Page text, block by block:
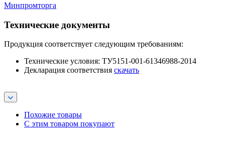
Минпромторга
Технические документы
Продукция соответствует следующим требованиям:
Технические условия: ТУ5151-001-61346988-2014
Декларация соответствия скачать
Похожие товары
С этим товаром покупают